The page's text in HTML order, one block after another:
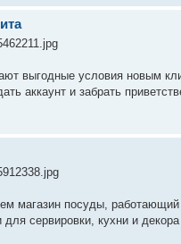
выгодные условия новым
аккаунт и забрать
магазин посуды,
сервировки, кухни и